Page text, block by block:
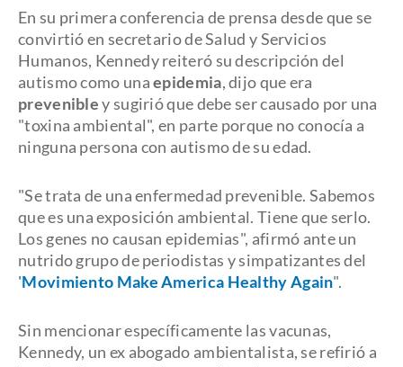
En su primera conferencia de prensa desde que se
convirtió en secretario de Salud y Servicios
Humanos, Kennedy reiteró su descripción del
autismo como unaepidemia, dijo que era
prevenibley sugirió que debe ser causado por una
"toxina ambiental", en parte porque no conocía a
ninguna persona con autismo de su edad.
"Se trata de una enfermedad prevenible. Sabemos
que es una exposición ambiental. Tiene que serlo.
Los genes no causan epidemias", afirmó ante un
nutrido grupo de periodistas y simpatizantes del
'Movimiento Make America Healthy Again".
Sin mencionar específicamente las vacunas,
Kennedy, un ex abogado ambientalista, se refirió a